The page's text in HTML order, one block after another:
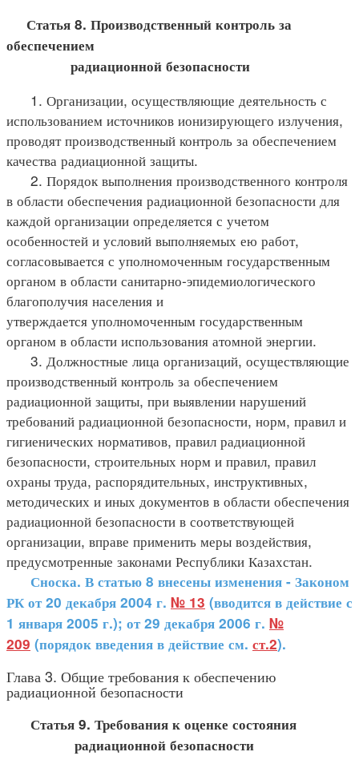
Статья 8. Производственный контроль за
обеспечением
радиационной безопасности
1. Организации, осуществляющие деятельность с
использованием источников ионизирующего излучения,
проводят производственный контроль за обеспечением
качества радиационной защиты.
2. Порядок выполнения производственного контроля
в области обеспечения радиационной безопасности для
каждой организации определяется с учетом
особенностей и условий выполняемых ею работ,
согласовывается с уполномоченным государственным
органом в области санитарно-эпидемиологического
благополучия населения и
утверждается уполномоченным государственным
органом в области использования атомной энергии.
3. Должностные лица организаций, осуществляющие
производственный контроль за обеспечением
радиационной защиты, при выявлении нарушений
требований радиационной безопасности, норм, правил и
гигиенических нормативов, правил радиационной
безопасности, строительных норм и правил, правил
охраны труда, распорядительных, инструктивных,
методических и иных документов в области обеспечения
радиационной безопасности в соответствующей
организации, вправе применить меры воздействия,
предусмотренные законами Республики Казахстан.
Сноска. В статью 8 внесены изменения - Законом
РК от 20 декабря 2004 г. № 13 (вводится в действие с
1 января 2005 г.); от 29 декабря 2006 г. №
209 (порядок введения в действие см. ст.2).
Глава 3. Общие требования к обеспечению
радиационной безопасности
Статья 9. Требования к оценке состояния
радиационной безопасности